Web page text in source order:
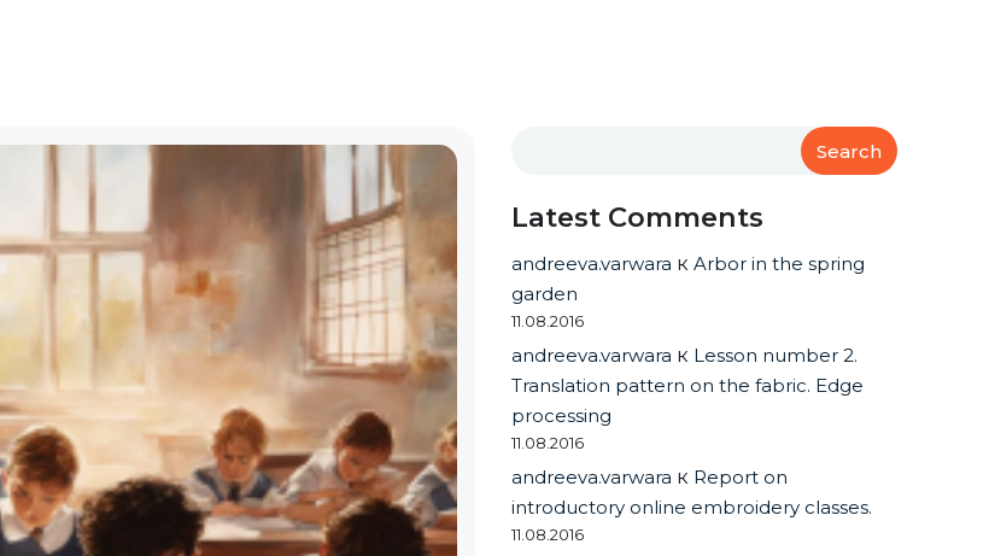
Search
Latest Comments
andreeva.varwara кArbor in the spring
garden
11.08.2016
andreeva.varwara к Lesson number 2.
Translation pattern on the fabric. Edge
processing
11.08.2016
andreeva.varwara к Report on
introductory online embroidery classes.
11.08.2016